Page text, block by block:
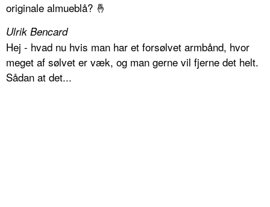
originale almueblå? 🤞
Ulrik Bencard
Hej - hvad nu hvis man har et forsølvet armbånd, hvor
meget af sølvet er væk, og man gerne vil fjerne det helt.
Sådan at det...